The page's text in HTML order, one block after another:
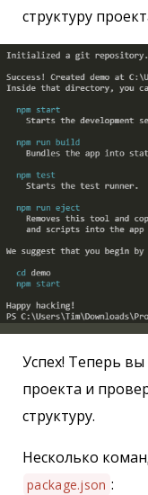
структуру
Успех! Теперь
проекта и
структуру.
Несколько
package.json :